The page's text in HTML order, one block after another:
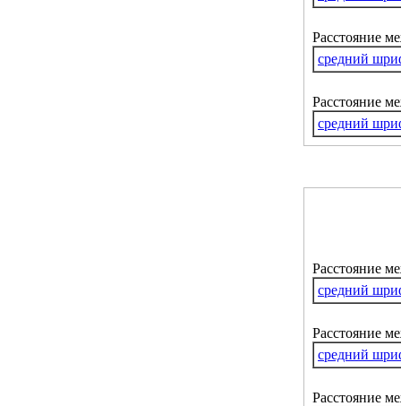
Расстояние
средний
Расстояние
средний
Расстояние
средний
Расстояние
средний
Расстояние